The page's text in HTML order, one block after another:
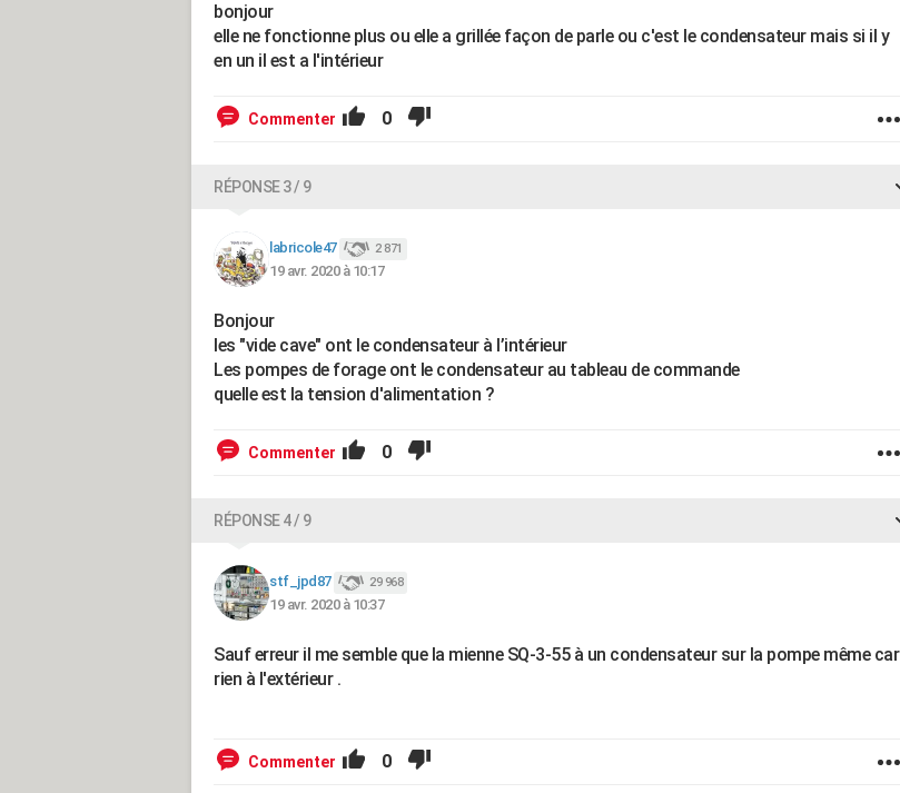
bonjour
elle ne fonctionne plus ou elle a grillée façon de parle ou c'est le condensateur mais si il y
en un il est a l'intérieur
Commenter 0
RÉPONSE 3 / 9
labricole47 2 871
19 avr. 2020 à 10:17
Bonjour
les "vide cave" ont le condensateur à l’intérieur
Les pompes de forage ont le condensateur au tableau de commande
quelle est la tension d'alimentation ?
Commenter 0
RÉPONSE 4 / 9
stf_jpd87 29 968
19 avr. 2020 à 10:37
Sauf erreur il me semble que la mienne SQ-3-55 à un condensateur sur la pompe même car
rien à l'extérieur .
Commenter 0